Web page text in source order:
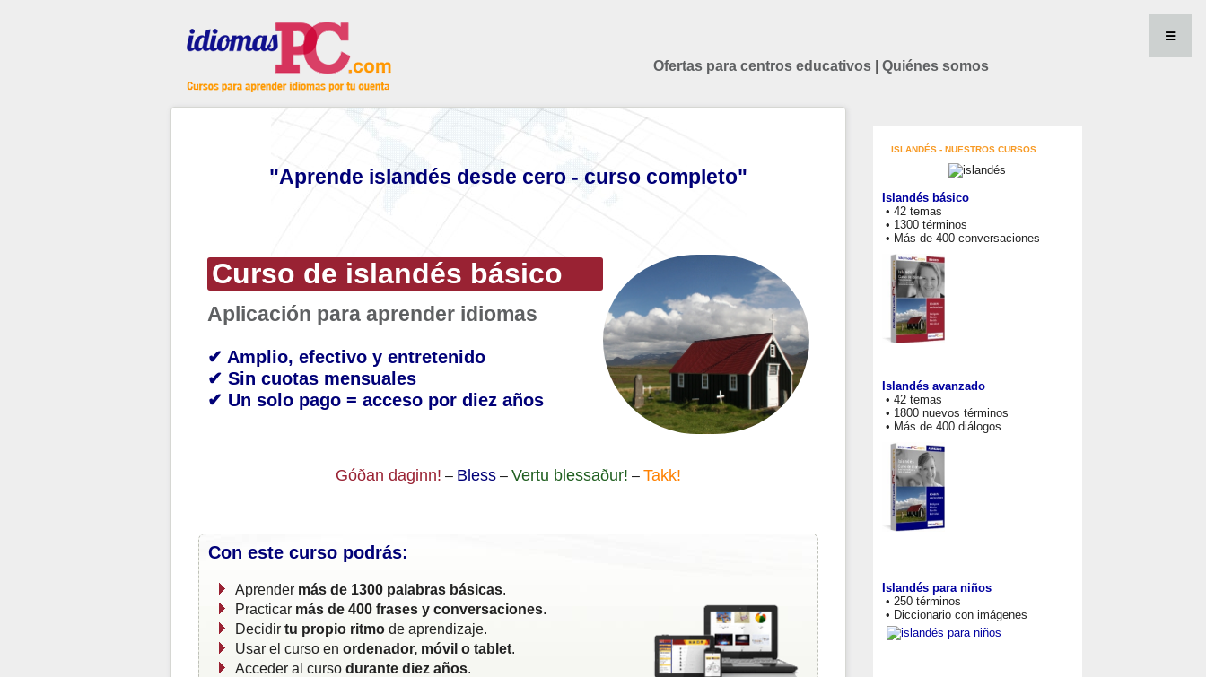
Ofertas para centros educativos Quiénes somos
"Aprende islandés desde cero - curso completo"
Curso de islandés básico
Aplicación para aprender idiomas
✔ Amplio, efectivo y entretenido
✔ Sin cuotas mensuales
✔ Un solo pago = acceso por diez años
Góðan daginn! – Bless– Vertu blessaður! – Takk!
Con este curso podrás:
Aprender más de 1300 palabras básicas.
Practicar más de 400 frases y conversaciones.
Decidir tu propio ritmode aprendizaje.
Usar el curso en ordenador, móvil o tablet.
Acceder al curso durante diez años.
ISLANDÉS - NUESTROS CURSOS
Islandés básico
• 42 temas
• 1300 términos
• Más de 400 conversaciones
Islandés avanzado
• 42 temas
• 1800 nuevos términos
• Más de 400 diálogos
Islandés para niños
• 250 términos
• Diccionario con imágenes